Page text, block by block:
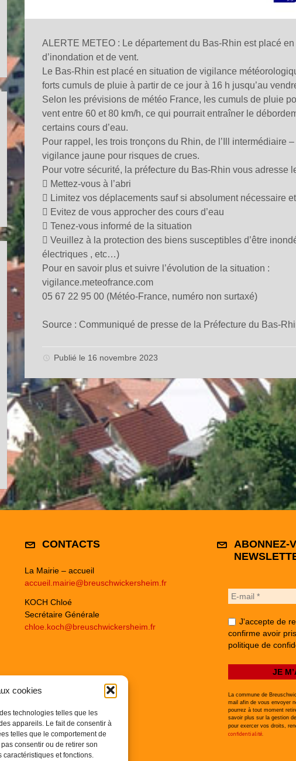
cookies
technologies telles que les
appareils. Le fait de consentir à
telles que le comportement de
consentir ou de retirer son
caractéristiques et fonctions.
ALERTE METEO : Le département du Bas-Rhin est placé
d’inondation et de vent.
Le Bas-Rhin est placé en situation de vigilance
forts cumuls de pluie à partir de ce jour à 16 h jusqu’au
Selon les prévisions de météo France, les cumuls de pluie
vent entre 60 et 80 km/h, ce qui pourrait entraîner le
certains cours d’eau.
Pour rappel, les trois tronçons du Rhin, de l’Ill intermédiaire
vigilance jaune pour risques de crues.
Pour votre sécurité, la préfecture du Bas-Rhin vous adresse
 Mettez-vous à l’abri
 Limitez vos déplacements sauf si absolument nécessaire
 Evitez de vous approcher des cours d’eau
 Tenez-vous informé de la situation
 Veuillez à la protection des biens susceptibles d’être
électriques , etc…)
Pour en savoir plus et suivre l’évolution de la situation :
vigilance.meteofrance.com
05 67 22 95 00 (Météo-France, numéro non surtaxé)
Source : Communiqué de presse de la Préfecture du Bas-
Publié le 16 novembre 2023
CONTACTS
La Mairie – accueil
accueil.mairie@breuschwickersheim.fr
KOCH Chloé
Secrétaire Générale
chloe.koch@breuschwickersheim.fr
ABONNEZ-
J'accepte de
confirme avoir
politique de
La commune de
mail afin de vous envoyer
pourrez à tout moment
savoir plus sur la gestion
pour exercer vos droits,
confidentialité